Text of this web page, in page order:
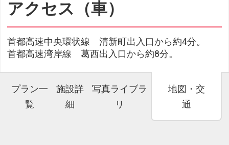
アクセス（車）
首都高速中央環状線 清新町出入口から約4分。
首都高速湾岸線 葛西出入口から約8分。
プラン一
覧
施設詳
細
写真ライブラ
リ
地図・交
通